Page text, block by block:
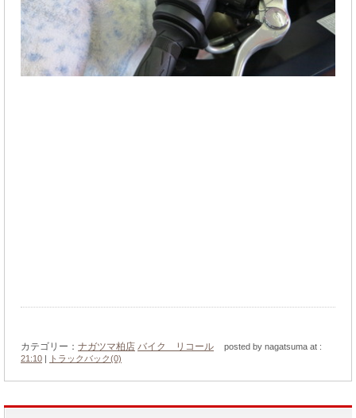
カテゴリー： ナガツマ柏店 バイク リコール
posted by nagatsuma at :
21:10 | トラックバック(0)